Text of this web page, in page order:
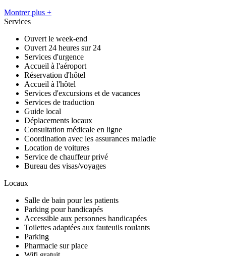
Montrer plus +
Services
Ouvert le week-end
Ouvert 24 heures sur 24
Services d'urgence
Accueil à l'aéroport
Réservation d'hôtel
Accueil à l'hôtel
Services d'excursions et de vacances
Services de traduction
Guide local
Déplacements locaux
Consultation médicale en ligne
Coordination avec les assurances maladie
Location de voitures
Service de chauffeur privé
Bureau des visas/voyages
Locaux
Salle de bain pour les patients
Parking pour handicapés
Accessible aux personnes handicapées
Toilettes adaptées aux fauteuils roulants
Parking
Pharmacie sur place